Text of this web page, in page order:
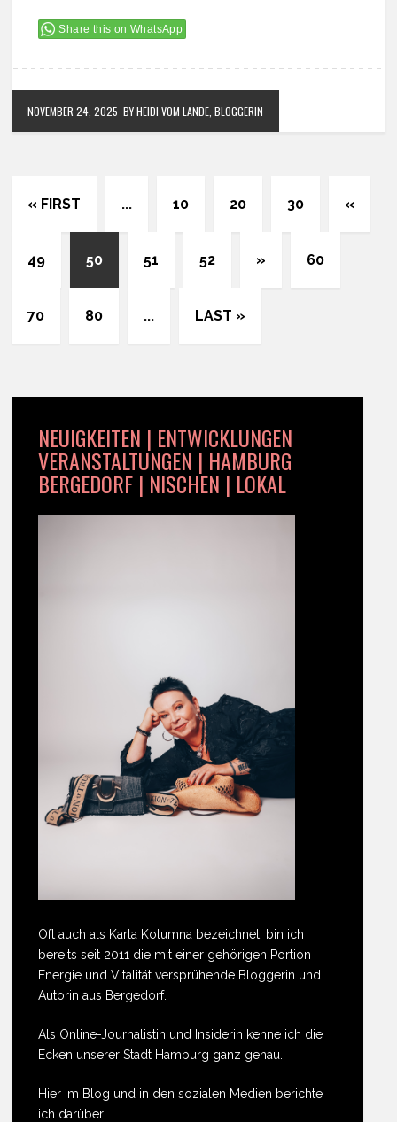
Share this on WhatsApp
NOVEMBER 24, 2025 BY HEIDI VOM LANDE, BLOGGERIN
« FIRST ... 10 20 30 «
49 50 51 52 » 60
70 80 ... LAST »
NEUIGKEITEN | ENTWICKLUNGEN
VERANSTALTUNGEN | HAMBURG
BERGEDORF | NISCHEN | LOKAL
Oft auch als Karla Kolumna bezeichnet, bin ich
bereits seit 2011 die mit einer gehörigen Portion
Energie und Vitalität versprühende Bloggerin und
Autorin aus Bergedorf.
Als Online-Journalistin und Insiderin kenne ich die
Ecken unserer Stadt Hamburg ganz genau.
Hier im Blog und in den sozialen Medien berichte
ich darüber.